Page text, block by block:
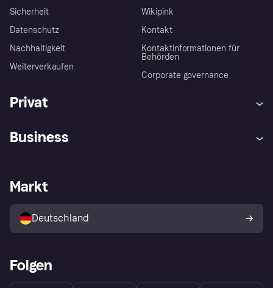
Sicherheit
Datenschutz
Nachhaltigkeit
Weiterverkaufen
Wikipink
Kontakt
Kontaktinformationen für
Behörden
Corporate governance
Privat
Klarna App
Shops entdecken
Käuferschutzrichtlinie
Dein Widerrufsrecht
Business
Händlerportal
Markt
Deutschland
Folgen